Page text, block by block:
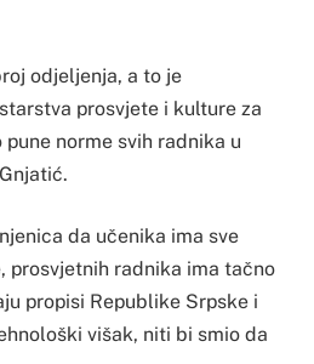
odjeljenja, a to je
prosvjete i kulture za
norme svih radnika u
da učenika ima sve
prosvjetnih radnika ima tačno
propisi Republike Srpske i
višak, niti bi smio da